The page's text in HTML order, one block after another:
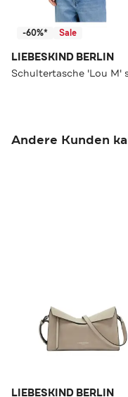
-60%* Sale
LIEBESKIND BERLIN
Andere Kunden
LIEBESKIND BERLIN